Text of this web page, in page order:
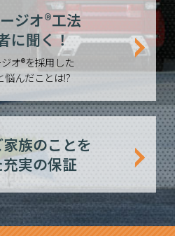
ジオ®工法
に聞く！
オ®を採用した
悩んだことは!?
族のことを
実の保証